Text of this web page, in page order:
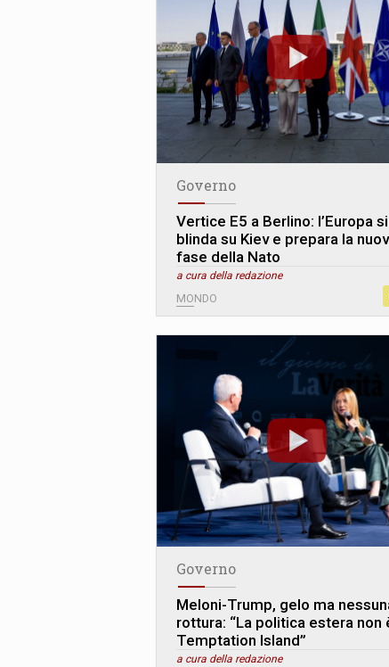
Governo
Vertice E5 a Berlino: l’Europa si
blinda su Kiev e prepara la
fase della Nato
a cura della redazione
MONDO
Governo
Meloni-Trump, gelo ma
rottura: “La politica estera non
Temptation Island”
a cura della redazione